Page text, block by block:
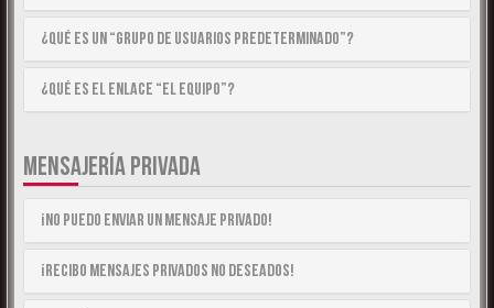
¿Qué es un “Grupo de Usuarios predeterminado”?
¿Qué es el enlace “El equipo”?
MENSAJERÍA PRIVADA
¡No puedo enviar un mensaje privado!
¡Recibo mensajes privados no deseados!